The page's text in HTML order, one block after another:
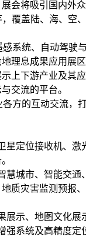
会将吸引国内外
覆盖陆、海、空
系统、自动驾
理息成果应用展
上下游产业及其
交流的平台。
方的互动交流
定位接收机、
城市、智能交
质灾害监测预报
示、地图文化展
系统及高精度定